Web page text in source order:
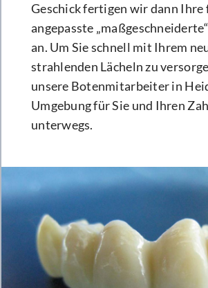
Geschick fertigen wir dann Ihre
angepasste
an. Um Sie schnell mit Ihrem
strahlenden Lächeln zu
unsere Botenmitarbeiter in
Umgebung für Sie und Ihren
unterwegs.